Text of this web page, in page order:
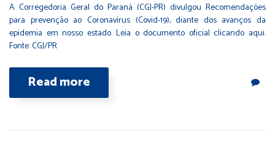
A Corregedoria Geral do Paraná (CGJ-PR) divulgou Recomendações
para prevenção ao Coronavírus (Covid-19), diante dos avanços da
epidemia em nosso estado. Leia o documento oficial clicando aqui.
Fonte: CGJ/PR
Read more